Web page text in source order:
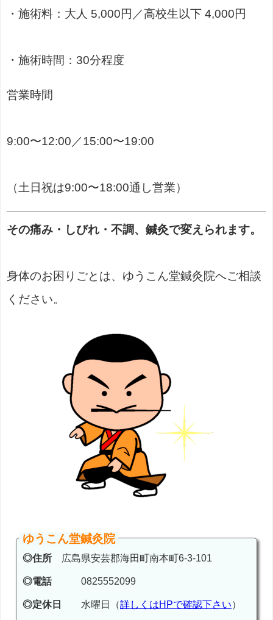
・施術料：大人 5,000円／高校生以下 4,000円
・施術時間：30分程度
営業時間
9:00〜12:00／15:00〜19:00
（土日祝は9:00〜18:00通し営業）
その痛み・しびれ・不調、鍼灸で変えられます。
身体のお困りごとは、ゆうこん堂鍼灸院へご相談
ください。
ゆうこん堂鍼灸院
◎住所 広島県安芸郡海田町南本町6-3-101
◎電話0825552099
◎定休日 水曜日（詳しくはHPで確認下さい）